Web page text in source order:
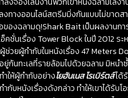
ทางออนไลน์สตรีมมิ่งกันแบบไม่ขาดส
องฉลามดุ!Shark Bait เป็นผลงานกา
ชั่นเรื่อง Tower Block ในปี 2012 ระ
ช่วยผู้กำกับในหนังเรื่อง 47 Meters
ก้นทะเลที่รายล้อมไปด้วยฉลาม มิหนำ
ำให้ผู้กำกับอย่างโยฮันเนส โรเบิร์ตส์ได้
ำกับหนังเรื่องดังกล่าว ทำให้เขาได้รับโ